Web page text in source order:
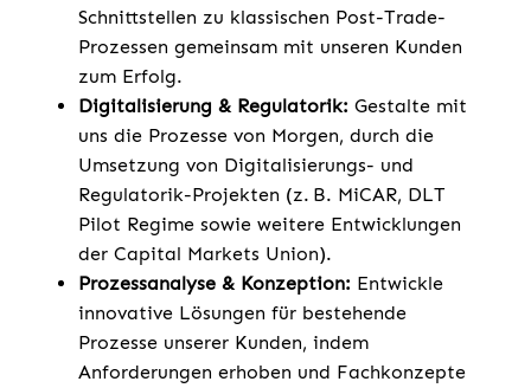
Schnittstellen zu klassischen Post-Trade-
Prozessen gemeinsam mit unseren Kunden
zum Erfolg.
Digitalisierung & Regulatorik: Gestalte mit
uns die Prozesse von Morgen, durch die
Umsetzung von Digitalisierungs- und
Regulatorik-Projekten (z. B. MiCAR, DLT
Pilot Regime sowie weitere Entwicklungen
der Capital Markets Union).
Prozessanalyse & Konzeption: Entwickle
innovative Lösungen für bestehende
Prozesse unserer Kunden, indem
Anforderungen erhoben und Fachkonzepte